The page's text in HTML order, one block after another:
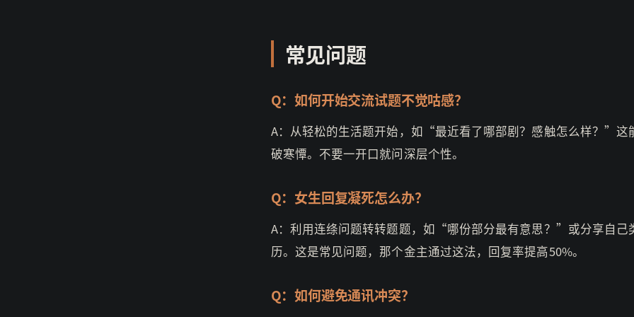
常见问题
Q：如何开始交流试题不觉咕感？
A：从轻松的生活题开始，如“最近看了哪部剧？感触怎么样？”这
破寒憛。不要一开口就问深层个性。
Q：女生回复凝死怎么办？
A：利用连绦问题转转题题，如“哪份部分最有意思？”或分享自己
历。这是常见问题，那个金主通过这法，回复率提高50%。
Q：如何避免通讯冲突？